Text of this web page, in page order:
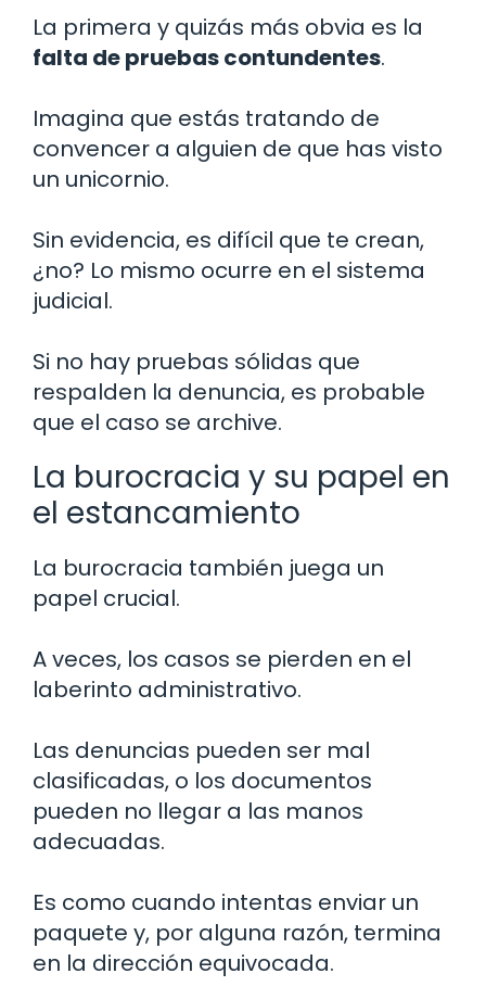
La primera y quizás más obvia es la
falta de pruebas contundentes.
Imagina que estás tratando de
convencer a alguien de que has visto
un unicornio.
Sin evidencia, es difícil que te crean,
¿no? Lo mismo ocurre en el sistema
judicial.
Si no hay pruebas sólidas que
respalden la denuncia, es probable
que el caso se archive.
La burocracia y su papel en
el estancamiento
La burocracia también juega un
papel crucial.
A veces, los casos se pierden en el
laberinto administrativo.
Las denuncias pueden ser mal
clasificadas, o los documentos
pueden no llegar a las manos
adecuadas.
Es como cuando intentas enviar un
paquete y, por alguna razón, termina
en la dirección equivocada.